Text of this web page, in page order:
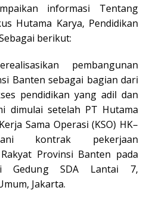
informasi Tentang
Hutama Karya, Pendidikan
berikut:
pembangunan
Banten sebagai bagian dari
pendidikan yang adil dan
dimulai setelah PT Hutama
Sama Operasi (KSO) HK–
kontrak pekerjaan
Provinsi Banten pada
Gedung SDA Lantai 7,
Jakarta.